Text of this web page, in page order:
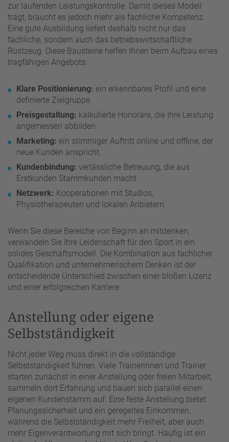
zur laufenden Leistungskontrolle. Damit dieses Modell
trägt, braucht es jedoch mehr als fachliche Kompetenz.
Eine gute Ausbildung liefert deshalb nicht nur das
fachliche, sondern auch das betriebswirtschaftliche
Rüstzeug. Diese Bausteine helfen Ihnen beim Aufbau eines
tragfähigen Angebots:
Klare Positionierung: ein erkennbares Profil und eine
definierte Zielgruppe.
Preisgestaltung: kalkulierte Honorare, die Ihre Leistung
angemessen abbilden.
Marketing: ein stimmiger Auftritt online und offline, der
neue Kunden anspricht.
Kundenbindung: verlässliche Betreuung, die aus
Erstkunden Stammkunden macht.
Netzwerk: Kooperationen mit Studios,
Physiotherapeuten und lokalen Anbietern.
Wenn Sie diese Bereiche von Beginn an mitdenken,
verwandeln Sie Ihre Leidenschaft für den Sport in ein
solides Geschäftsmodell. Die Kombination aus fachlicher
Qualifikation und unternehmerischem Denken ist der
entscheidende Unterschied zwischen einer bloßen Lizenz
und einer erfolgreichen Karriere.
Anstellung oder eigene
Selbstständigkeit
Nicht jeder Weg muss direkt in die vollständige
Selbstständigkeit führen. Viele Trainerinnen und Trainer
starten zunächst in einer Anstellung oder freien Mitarbeit,
sammeln dort Erfahrung und bauen sich parallel einen
eigenen Kundenstamm auf. Eine feste Anstellung bietet
Planungssicherheit und ein geregeltes Einkommen,
während die Selbstständigkeit mehr Freiheit, aber auch
mehr Eigenverantwortung mit sich bringt. Häufig ist ein